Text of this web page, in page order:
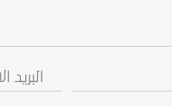
البريد
الالكتروني